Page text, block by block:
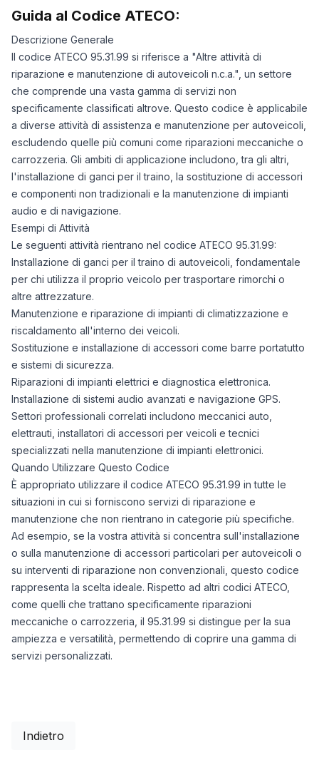
Guida al Codice ATECO:
Descrizione Generale
Il codice ATECO 95.31.99 si riferisce a "Altre attività di
riparazione e manutenzione di autoveicoli n.c.a.", un settore
che comprende una vasta gamma di servizi non
specificamente classificati altrove. Questo codice è applicabile
a diverse attività di assistenza e manutenzione per autoveicoli,
escludendo quelle più comuni come riparazioni meccaniche o
carrozzeria. Gli ambiti di applicazione includono, tra gli altri,
l'installazione di ganci per il traino, la sostituzione di accessori
e componenti non tradizionali e la manutenzione di impianti
audio e di navigazione.
Esempi di Attività
Le seguenti attività rientrano nel codice ATECO 95.31.99:
Installazione di ganci per il traino di autoveicoli, fondamentale
per chi utilizza il proprio veicolo per trasportare rimorchi o
altre attrezzature.
Manutenzione e riparazione di impianti di climatizzazione e
riscaldamento all'interno dei veicoli.
Sostituzione e installazione di accessori come barre portatutto
e sistemi di sicurezza.
Riparazioni di impianti elettrici e diagnostica elettronica.
Installazione di sistemi audio avanzati e navigazione GPS.
Settori professionali correlati includono meccanici auto,
elettrauti, installatori di accessori per veicoli e tecnici
specializzati nella manutenzione di impianti elettronici.
Quando Utilizzare Questo Codice
È appropriato utilizzare il codice ATECO 95.31.99 in tutte le
situazioni in cui si forniscono servizi di riparazione e
manutenzione che non rientrano in categorie più specifiche.
Ad esempio, se la vostra attività si concentra sull'installazione
o sulla manutenzione di accessori particolari per autoveicoli o
su interventi di riparazione non convenzionali, questo codice
rappresenta la scelta ideale. Rispetto ad altri codici ATECO,
come quelli che trattano specificamente riparazioni
meccaniche o carrozzeria, il 95.31.99 si distingue per la sua
ampiezza e versatilità, permettendo di coprire una gamma di
servizi personalizzati.
Indietro